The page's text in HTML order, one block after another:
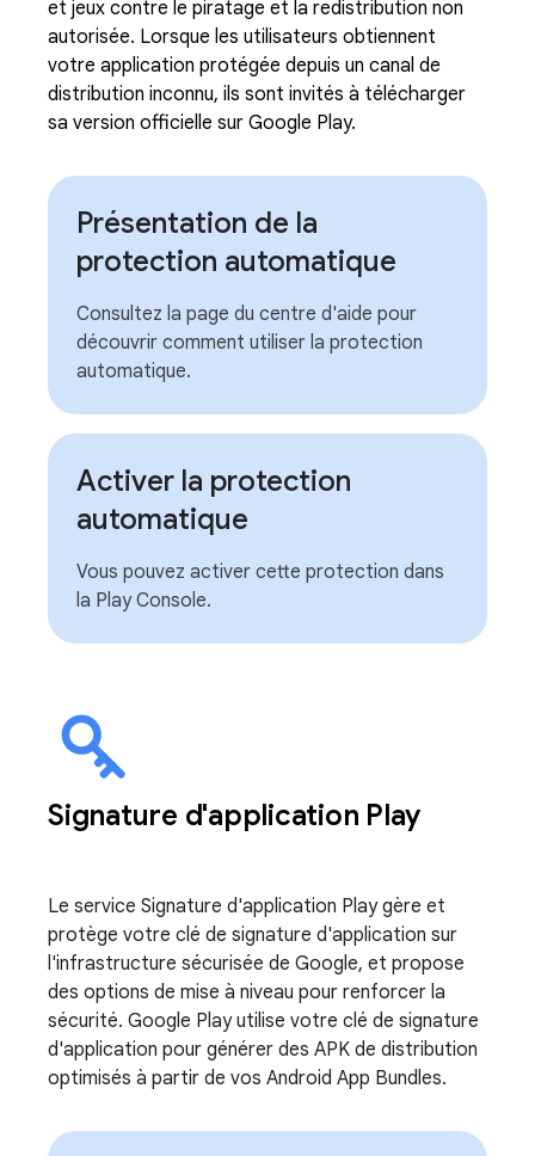
et jeux contre le piratage et la redistribution non
autorisée. Lorsque les utilisateurs obtiennent
votre application protégée depuis un canal de
distribution inconnu, ils sont invités à télécharger
sa version officielle sur Google Play.
Présentation de la
protection automatique
Consultez la page du centre d'aide pour
découvrir comment utiliser la protection
automatique.
Activer la protection
automatique
Vous pouvez activer cette protection dans
la Play Console.
Signature d'application Play
Le service Signature d'application Play gère et
protège votre clé de signature d'application sur
l'infrastructure sécurisée de Google, et propose
des options de mise à niveau pour renforcer la
sécurité. Google Play utilise votre clé de signature
d'application pour générer des APK de distribution
optimisés à partir de vos Android App Bundles.